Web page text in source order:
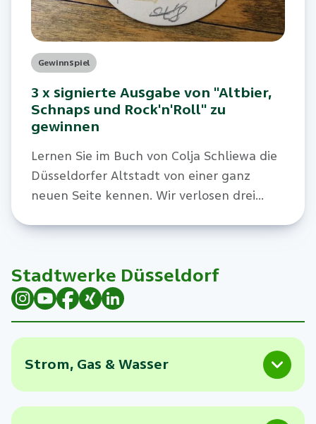
Gewinnspiel
3 x signierte Ausgabe von "Altbier,
Schnaps und Rock'n'Roll" zu
gewinnen
Lernen Sie im Buch von Colja Schliewa die
Düsseldorfer Altstadt von einer ganz
neuen Seite kennen. Wir verlosen drei
unsere Kund:innen.
Stadtwerke Düsseldorf
Strom, Gas & Wasser